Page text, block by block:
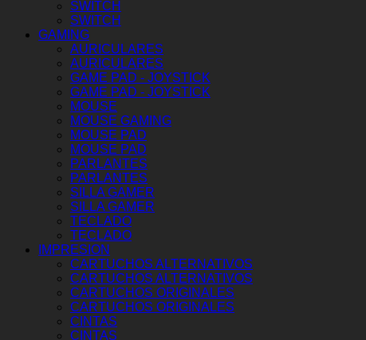
SWITCH
SWITCH
GAMING
AURICULARES
AURICULARES
GAME PAD - JOYSTICK
GAME PAD - JOYSTICK
MOUSE
MOUSE GAMING
MOUSE PAD
MOUSE PAD
PARLANTES
PARLANTES
SILLA GAMER
SILLA GAMER
TECLADO
TECLADO
IMPRESION
CARTUCHOS ALTERNATIVOS
CARTUCHOS ALTERNATIVOS
CARTUCHOS ORIGINALES
CARTUCHOS ORIGINALES
CINTAS
CINTAS